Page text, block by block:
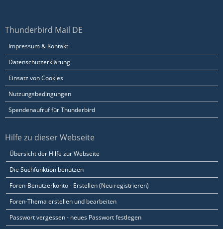
Thunderbird Mail DE
Impressum & Kontakt
Datenschutzerklärung
Einsatz von Cookies
Nutzungsbedingungen
Spendenaufruf für Thunderbird
Hilfe zu dieser Webseite
Übersicht der Hilfe zur Webseite
Die Suchfunktion benutzen
Foren-Benutzerkonto - Erstellen (Neu registrieren)
Foren-Thema erstellen und bearbeiten
Passwort vergessen - neues Passwort festlegen